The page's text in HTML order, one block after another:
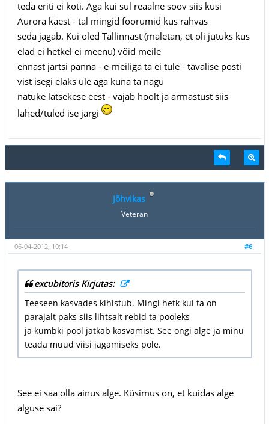
teda eriti ei koti. Aga kui sul reaalne soov siis küsi
Aurora käest - tal mingid foorumid kus rahvas
seda jagab. Kui oled Tallinnast (mäletan, et oli jutuks kus
elad ei hetkel ei meenu) võid meile
ennast järtsi panna - e-meiliga ta ei tule - tavalise posti
vist isegi elaks üle aga kuna ta nagu
natuke latsekese eest - vajab hoolt ja armastust siis
lähed/tuled ise järgi
Jõhvikas
Veteran
#6
06-04-2012, 10:14
excubitoris Kirjutas:
Teeseen kasvades kihistub. Mingi hetk kui ta on
parajalt paks siis lihtsalt rebid ta pooleks
ja kumbki pool jätkab kasvamist. See ongi alge ja minu
teada muud viisi jagamiseks pole.
See ei saa olla ainus alge. Küsimus on, et kuidas alge
alguse sai?